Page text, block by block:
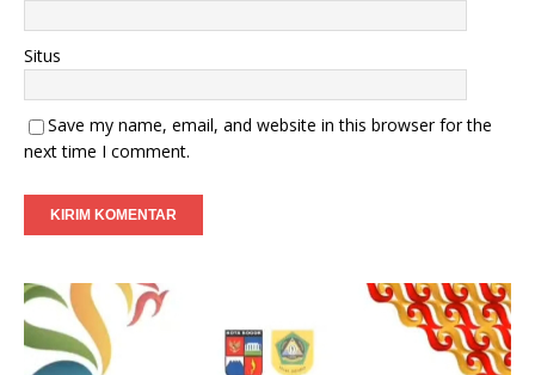
Situs
Save my name, email, and website in this browser for the
next time I comment.